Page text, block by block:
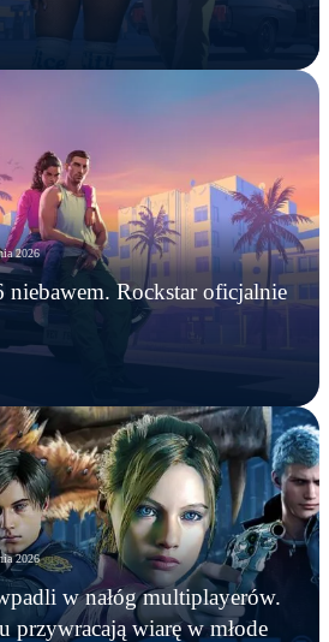
2026
niebawem. Rockstar oficjalnie
2026
w nałóg multiplayerów.
przywracają wiarę w młode
w nałóg multiplayerów.